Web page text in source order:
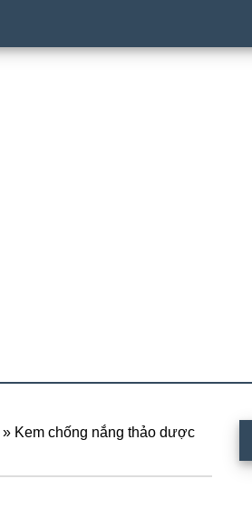
» Kem chống nắng thảo dược